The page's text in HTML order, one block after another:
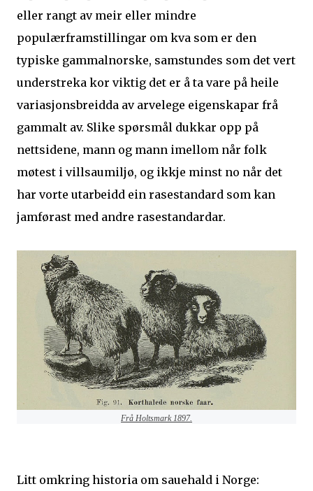
eller rangt av meir eller mindre
populærframstillingar om kva som er den
typiske gammalnorske, samstundes som det vert
understreka kor viktig det er å ta vare på heile
variasjonsbreidda av arvelege eigenskapar frå
gammalt av. Slike spørsmål dukkar opp på
nettsidene, mann og mann imellom når folk
møtest i villsaumiljø, og ikkje minst no når det
har vorte utarbeidd ein rasestandard som kan
jamførast med andre rasestandardar.
Frå Holtsmark 1897.
Litt omkring historia om sauehald i Norge: